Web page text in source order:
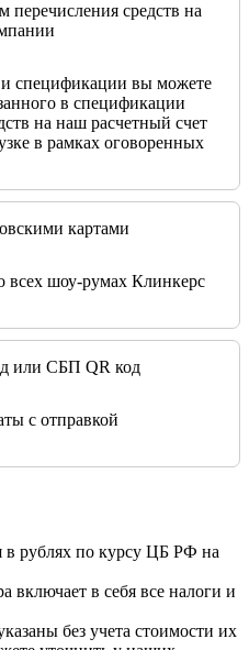
перечисления средств на
спецификации вы можете
в спецификации
на наш расчетный счет
в рамках оговоренных
картами
всех шоу-румах Клинкерс
или СБП QR код
с отправкой
в рублях по курсу ЦБ РФ на
включает в себя все налоги и
без учета стоимости их